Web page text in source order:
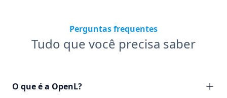
Perguntas frequentes
Tudo que você precisa saber
O que é a OpenL?